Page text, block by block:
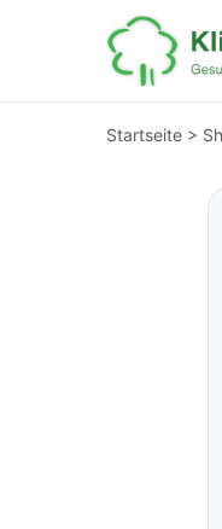
Startseite >